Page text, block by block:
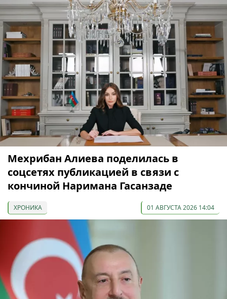
Мехрибан Алиева поделилась в
соцсетях публикацией в связи с
кончиной Наримана Гасанзаде
ХРОНИКА 01 АВГУСТА 2026 14:04